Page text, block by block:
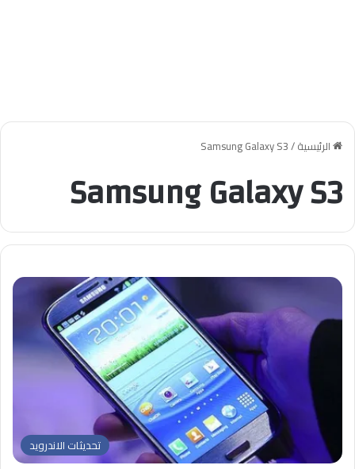
الرئيسية/
Samsung Galaxy S3
Samsung Galaxy S3
تحديثات الاندرويد